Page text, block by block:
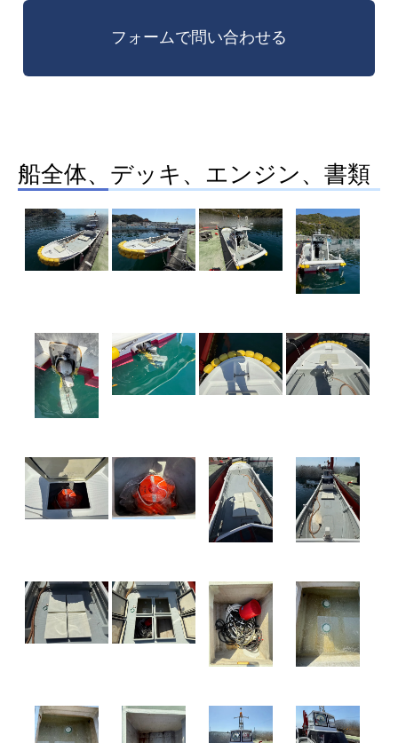
船全体、デッキ、エンジン、書類